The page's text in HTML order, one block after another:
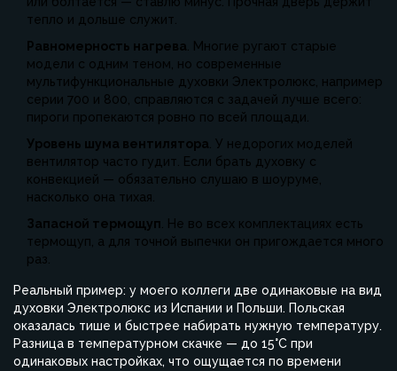
тепло и дольше служит.
Равномерность нагрева. Многие ругают старые
модели с одним теном, но современные
мультифункциональные духовки Электролюкс, например
серии 700 и 800, справляются с задачей лучше всего:
пироги пропекаются ровно по всей площади.
Уровень шума вентилятора. У недорогих моделей
вентилятор часто гудит. Если брать духовку с
конвекцией — обязательно слушаю в шоуруме,
насколько она тихая.
Запасной термощуп. Не во всех комплектациях есть
термощуп, а для точной выпечки он пригождается много
раз.
Реальный пример: у моего коллеги две одинаковые на вид
духовки Электролюкс из Испании и Польши. Польская
оказалась тише и быстрее набирать нужную температуру.
Разница в температурном скачке — до 15°С при
одинаковых настройках, что ощущается по времени